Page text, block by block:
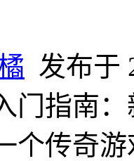
发布于
门指南
个传奇